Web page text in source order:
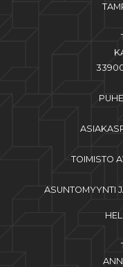
TOIMISTO
ASUNTOMYYNTI